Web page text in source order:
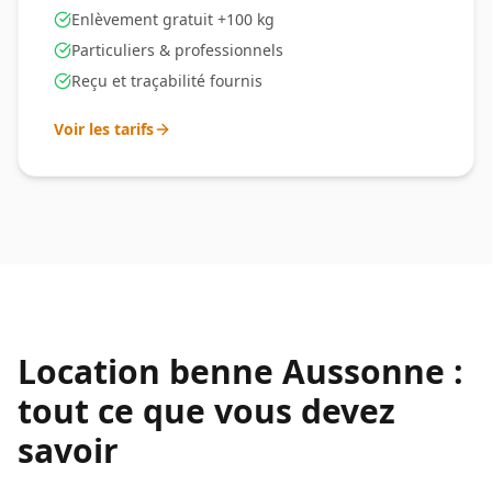
Enlèvement gratuit +100 kg
Particuliers & professionnels
Reçu et traçabilité fournis
Voir les tarifs
Location benne Aussonne :
tout ce que vous devez
savoir